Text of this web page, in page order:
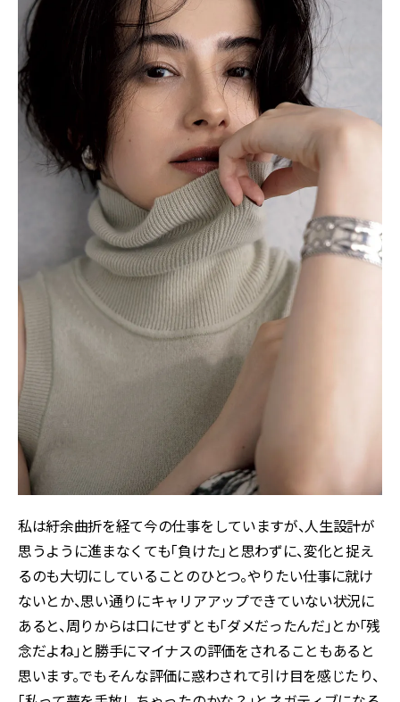
私は紆余曲折を経て今の仕事をしていますが、人生設計が
思うように進まなくても「負けた」と思わずに、変化と捉え
るのも大切にしていることのひとつ。やりたい仕事に就け
ないとか、思い通りにキャリアアップできていない状況に
あると、周りからは口にせずとも「ダメだったんだ」とか「残
念だよね」と勝手にマイナスの評価をされることもあると
思います。でもそんな評価に惑わされて引け目を感じたり、